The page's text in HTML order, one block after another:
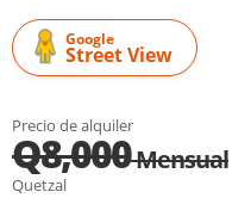
Google
Street View
Precio de alquiler
Q8,000Mensual
Quetzal